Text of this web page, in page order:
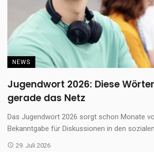
NEWS
Jugendwort 2026: Diese
gerade das Netz
Das Jugendwort 2026 sorgt schon Monate
Bekanntgabe für Diskussionen in den
29. Juli 2026